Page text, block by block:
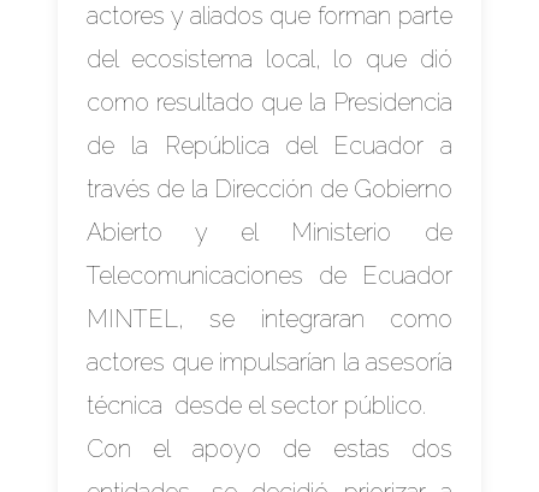
actores y aliados que forman parte
del ecosistema local, lo que dió
como resultado que la Presidencia
de la República del Ecuador a
través de la Dirección de Gobierno
Abierto y el Ministerio de
Telecomunicaciones de Ecuador
MINTEL, se integraran como
actores que impulsarían la asesoría
técnica desde el sector público.
Con el apoyo de estas dos